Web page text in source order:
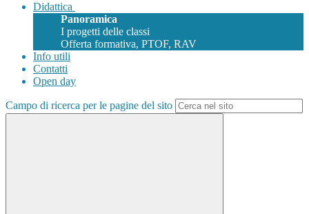
Didattica
Panoramica
I progetti delle classi
Offerta formativa, PTOF, RAV
Info utili
Contatti
Open day
Campo di ricerca per le pagine del sito